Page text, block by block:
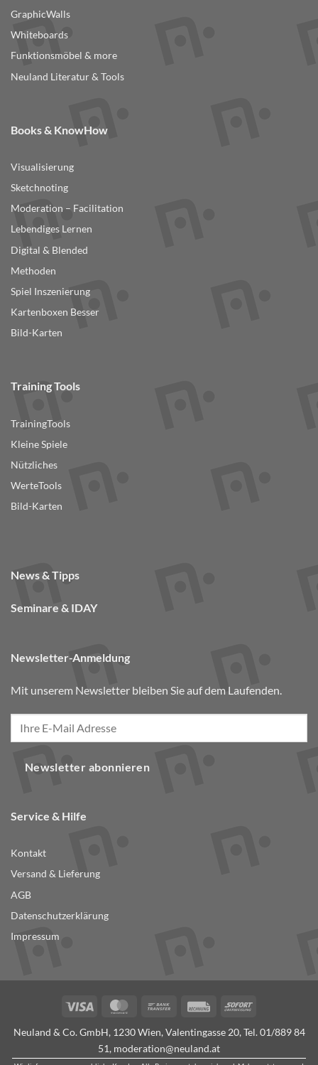
GraphicWalls
Whiteboards
Funktionsmöbel & more
Neuland Literatur & Tools
Books & KnowHow
Visualisierung
Sketchnoting
Moderation – Facilitation
Lebendiges Lernen
Digital & Blended
Methoden
Spiel Inszenierung
Kartenboxen Besser
Bild-Karten
Training Tools
TrainingTools
Kleine Spiele
Nützliches
WerteTools
Bild-Karten
News & Tipps
Seminare & IDAY
Newsletter-Anmeldung
Mit unserem Newsletter bleiben Sie auf dem Laufenden.
Newsletter abonnieren
Service & Hilfe
Kontakt
Versand & Lieferung
AGB
Datenschutzerklärung
Impressum
Visa MasterCardBank
RechungSofort
Neuland & Co. GmbH, 1230 Wien, Valentingasse 20, Tel.01/889 84
51, moderation@neuland.at